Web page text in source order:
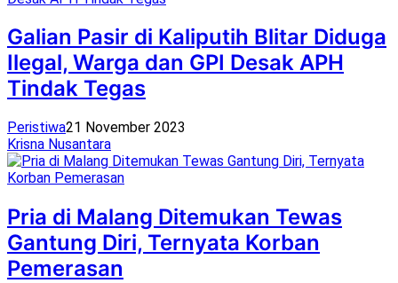
Galian Pasir di Kaliputih Blitar Diduga
Ilegal, Warga dan GPI Desak APH
Tindak Tegas
Peristiwa21 November 2023
Krisna Nusantara
Pria di Malang Ditemukan Tewas
Gantung Diri, Ternyata Korban
Pemerasan